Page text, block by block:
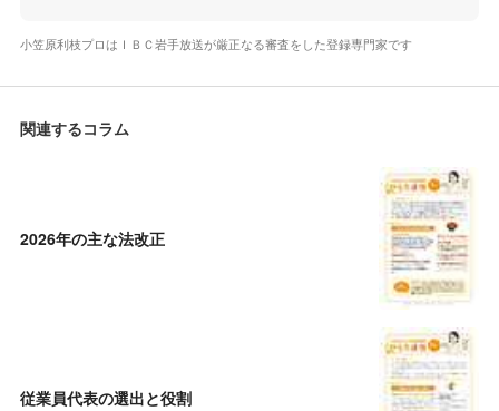
小笠原利枝プロはＩＢＣ岩手放送が厳正なる審査をした登録専門家です
関連するコラム
2026年の主な法改正
従業員代表の選出と役割